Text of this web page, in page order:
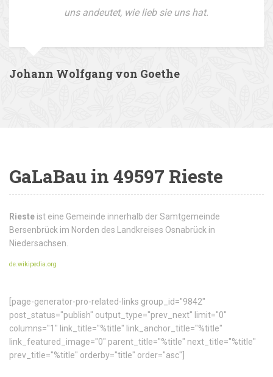
uns andeutet, wie lieb sie uns hat.
Johann Wolfgang von Goethe
GaLaBau in 49597 Rieste
Rieste ist eine Gemeinde innerhalb der Samtgemeinde
Bersenbrück im Norden des Landkreises Osnabrück in
Niedersachsen.
de.wikipedia.org
[page-generator-pro-related-links group_id="9842"
post_status="publish" output_type="prev_next" limit="0"
columns="1" link_title="%title" link_anchor_title="%title"
link_featured_image="0" parent_title="%title" next_title="%title"
prev_title="%title" orderby="title" order="asc"]